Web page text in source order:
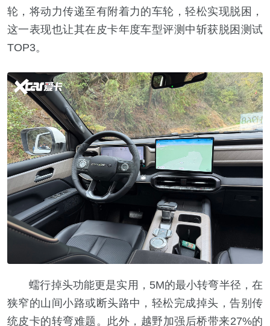
轮，将动力传递至有附着力的车轮，轻松实现脱困，
这一表现也让其在皮卡年度车型评测中斩获脱困测试
TOP3。
蠕行掉头功能更是实用，5M的最小转弯半径，在
狭窄的山间小路或断头路中，轻松完成掉头，告别传
统皮卡的转弯难题。此外，越野加强后桥带来27%的